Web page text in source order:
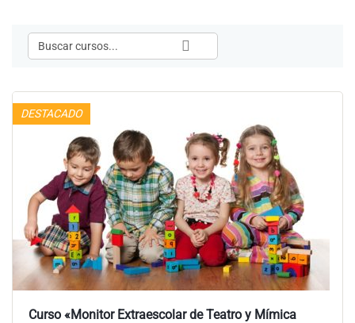
DESTACADO
Curso «Monitor Extraescolar de Teatro y Mímica